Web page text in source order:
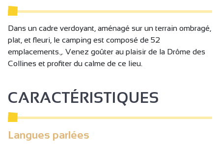
Dans un cadre verdoyant, aménagé sur un terrain ombragé,
plat, et fleuri, le camping est composé de 52
emplacements.,. Venez goûter au plaisir de la Drôme des
Collines et profiter du calme de ce lieu.
CARACTÉRISTIQUES
Langues parlées